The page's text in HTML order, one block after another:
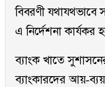
বিবরণী যথাযথভাবে
এ নির্দেশনা কার্যকর
ব্যাংক খাতে
ব্যাংকারদের আয়-